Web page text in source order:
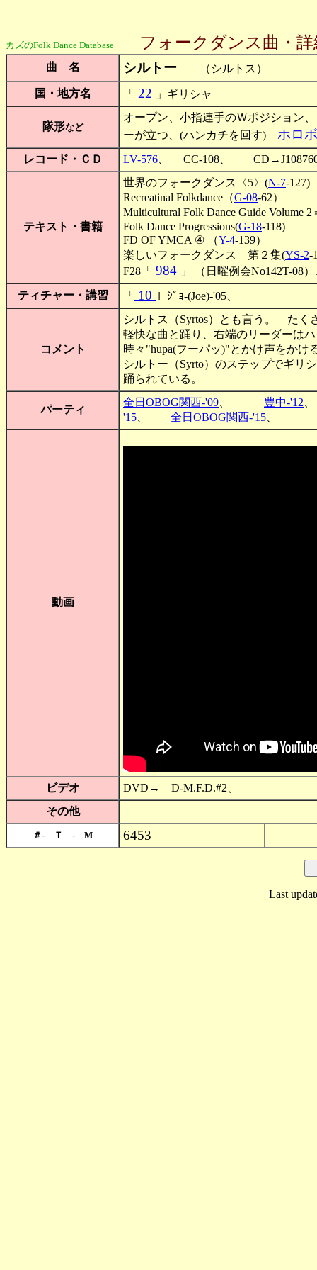
カズのFolk Dance Database フォークダンス曲・詳
曲 名 シルトー （シルトス）
国・地方名 「 22 」ギリシャ
隊形など
オープン、小指連手のＷポジション
ーが立つ、(ハンカチを回す) ホロ
レコード・ＣＤ LV-576 、 CC-108、
テキスト・書籍
世界のフォークダンス〈5〉(N-7-
Recreatinal Folkdance（G-08-62）
Multicultural Folk Dance Guide Volume
Folk Dance Progressions(G-18-118)
FD OF YMCA ④ （Y-4-139）
楽しいフォークダンス 第２集(YS-2-
F28「
984 」 （日曜例会No142T-08
ティチャー・講習
「 10 」ｼﾞｮ-(Joe)-'05、
コメント
シルトス（Syrtos）とも言う。 たく
軽快な曲と踊り、右端のリーダーは
時々"hupa(フーパッ)"とかけ声をかけ
シルトー（Syrto）のステップでギリ
踊られている。
パーティ
全日OBOG関西-'09 豊中-'12
'15
全日OBOG関西-'15
動画
ビデオ
DVD→ D-M.F.D.#2、
その他
＃- Ｔ - M 6453
Last